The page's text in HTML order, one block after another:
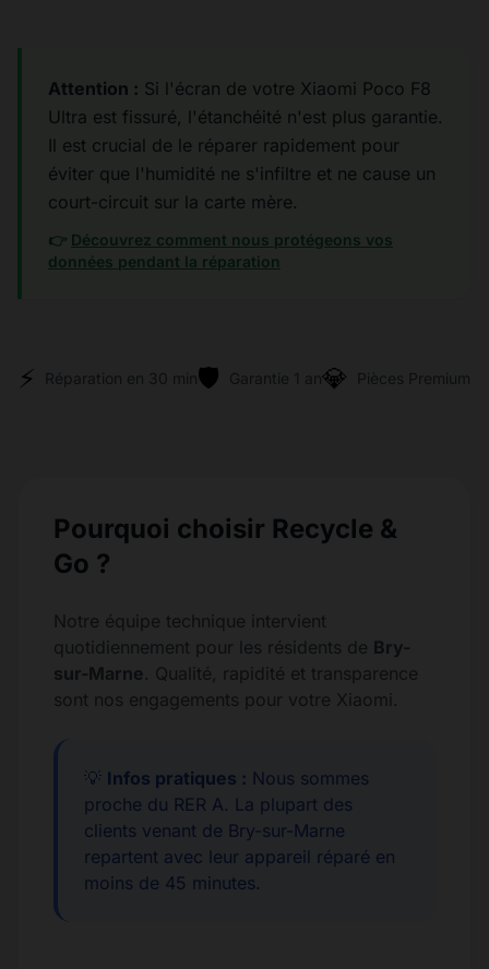
Attention : Si l'écran de votre Xiaomi Poco F8
Ultra est fissuré, l'étanchéité n'est plus garantie.
Il est crucial de le réparer rapidement pour
éviter que l'humidité ne s'infiltre et ne cause un
court-circuit sur la carte mère.
👉 Découvrez comment nous protégeons vos
données pendant la réparation
⚡ Réparation en 30 min🛡️ Garantie 1 an💎 Pièces Premium
Pourquoi choisir Recycle &
Go ?
Notre équipe technique intervient
quotidiennement pour les résidents de Bry-
sur-Marne. Qualité, rapidité et transparence
sont nos engagements pour votre Xiaomi.
💡 Infos pratiques : Nous sommes
proche du RER A. La plupart des
clients venant de Bry-sur-Marne
repartent avec leur appareil réparé en
moins de 45 minutes.